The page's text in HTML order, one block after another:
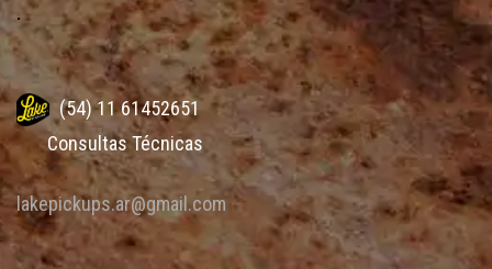
.
(54) 11 61452651
Consultas Técnicas
lakepickups.ar@gmail.com